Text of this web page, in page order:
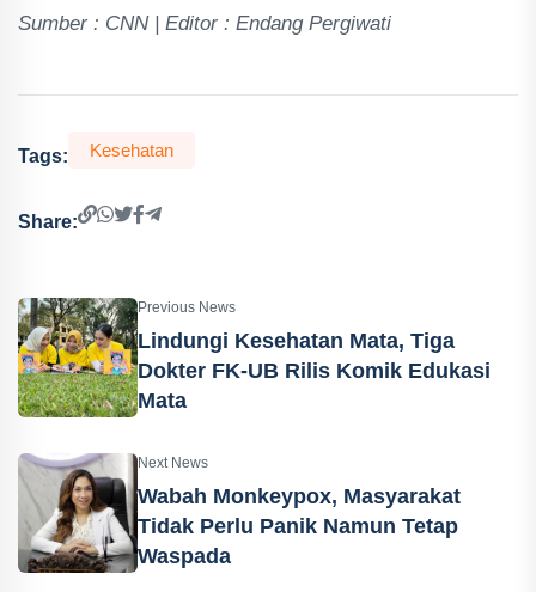
Sumber : CNN | Editor : Endang Pergiwati
Tags: Kesehatan
Share:
Previous News
Lindungi Kesehatan Mata, Tiga
Dokter FK-UB Rilis Komik Edukasi
Mata
Next News
Wabah Monkeypox, Masyarakat
Tidak Perlu Panik Namun Tetap
Waspada